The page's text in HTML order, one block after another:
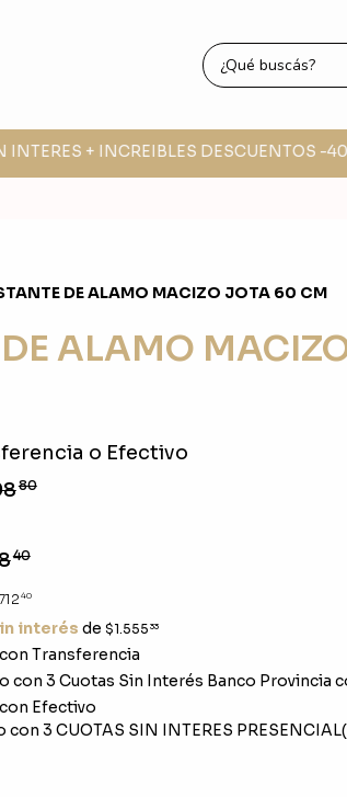
+ INCREIBLES DESCUENTOS -
DE ALAMO MACIZO JOTA 60 CM
DE ALAMO
o Efectivo
80
40
40
interés de $1.555 33
Transferencia
con 3 Cuotas Sin Interés Banco Provincia
Efectivo
con 3 CUOTAS SIN INTERES